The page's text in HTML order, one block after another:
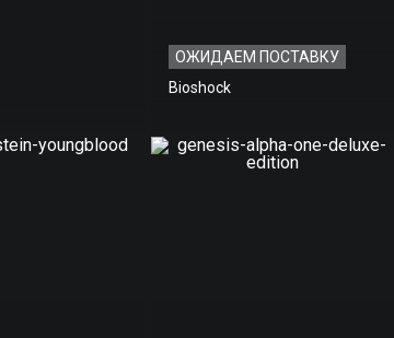
ОЖИДАЕМ ПОСТАВКУ
Bioshock